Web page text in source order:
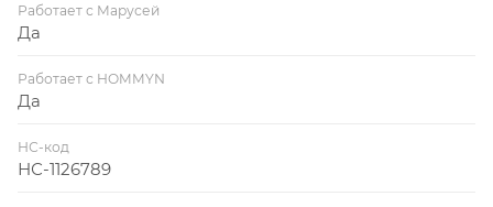
Работает с Марусей
Да
Работает с HOMMYN
Да
НС-код
НС-1126789